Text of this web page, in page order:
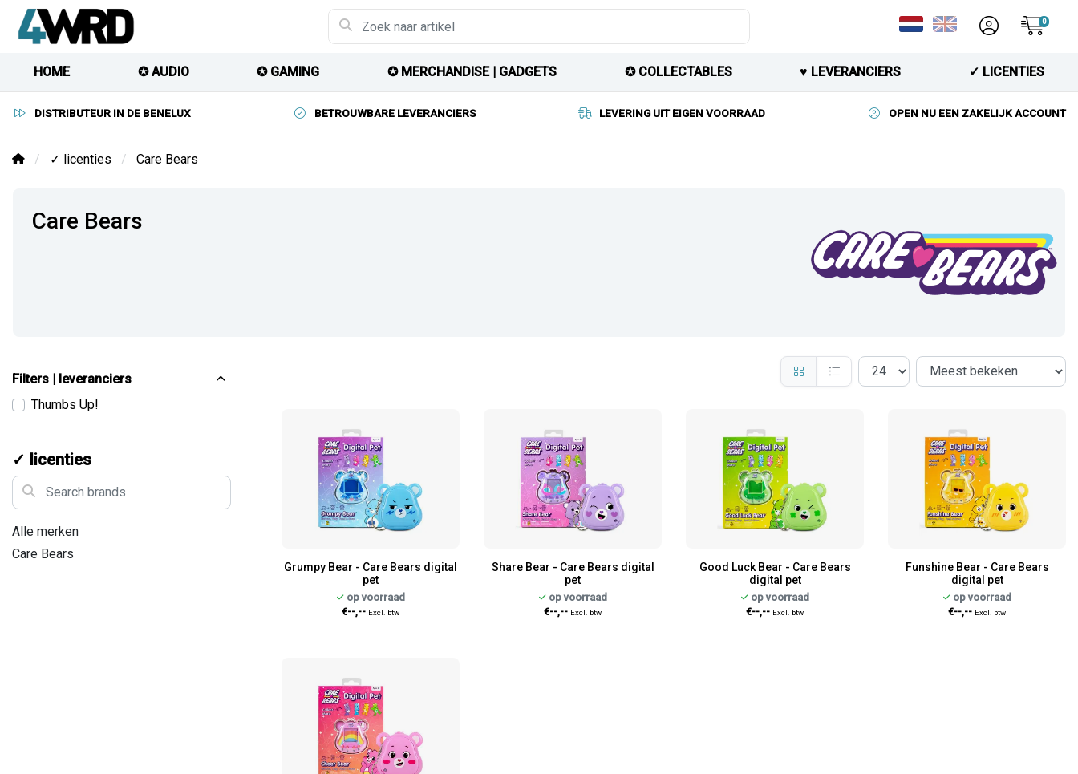
0
HOME ✪ AUDIO ✪ GAMING ✪ MERCHANDISE | GADGETS ✪ COLLECTABLES ♥︎ LEVERANCIERS ✓ LICENTIES
DISTRIBUTEUR IN DE BENELUX BETROUWBARE LEVERANCIERS LEVERING UIT EIGEN VOORRAAD OPEN NU EEN ZAKELIJK ACCOUNT
✓ licenties Care Bears
Care Bears
Filters | leveranciers
Thumbs Up!
✓ licenties
Search brands
Alle merken
Care Bears
Grumpy Bear - Care Bears digital
pet
op voorraad
€--,-- Excl. btw
Share Bear - Care Bears digital
pet
op voorraad
€--,-- Excl. btw
Good Luck Bear - Care Bears
digital pet
op voorraad
€--,-- Excl. btw
Funshine Bear - Care Bears
digital pet
op voorraad
€--,-- Excl. btw